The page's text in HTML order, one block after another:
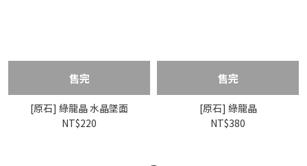
售完
[原石] 綠龍晶 水晶墜面
NT$220
售完
[原石] 綠龍晶
NT$380